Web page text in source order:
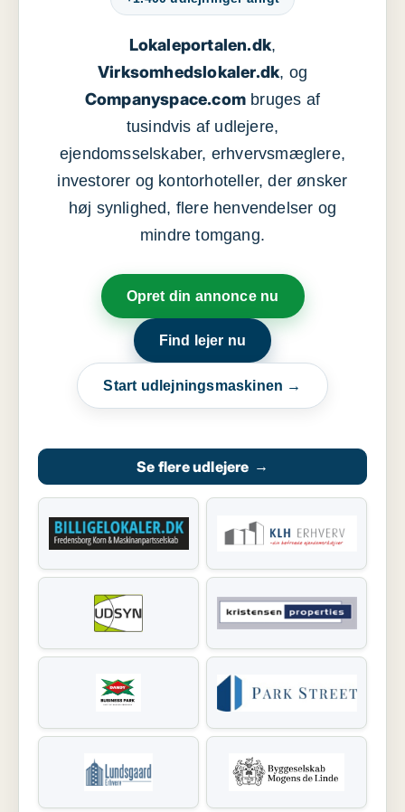
Lokaleportalen.dk,
Virksomhedslokaler.dk, og
Companyspace.com bruges af
tusindvis af udlejere,
ejendomsselskaber, erhvervsmæglere,
investorer og kontorhoteller, der ønsker
høj synlighed, flere henvendelser og
mindre tomgang.
Opret din annonce nu
Find lejer nu
Start udlejningsmaskinen →
Se flere udlejere →